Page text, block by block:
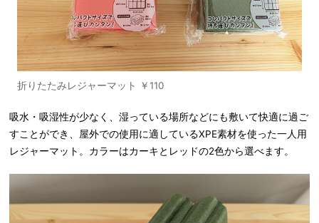
折りたたみレジャーマット ￥110
吸水・吸湿性が少なく、湿っている場所などにも敷いて快適に過ご
すことができ、屋外での使用に適しているXPE素材を使った一人用
レジャーマット。カラーはカーキとレッドの2色から選べます。